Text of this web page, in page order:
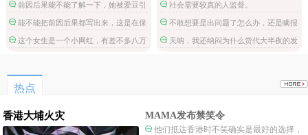
前因后果能不能了解一下，她被爱豆引
导网暴攻击
能不能把前因后果都写出来，这是在保
护施害人吗。
这个女生是一个小网红，有差不多八万
社会需要较真的人监督。
不敢想要是出问题了怎么办，还是瞒报
进来的。
天呐，我还纳闷为什么货代大半夜的发
热点
香港大埔火灾 MAMA发布禁笑令
他们抵达香港时不笑确实是最好的选择，